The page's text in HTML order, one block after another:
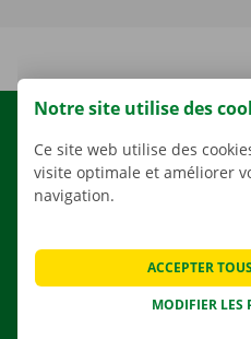
NOS
SOLUTIONS DE
Notre site utilise des
Ce site web utilise des
visite optimale et améliorer
navigation.
MODIFIER LES
ACCEPTER